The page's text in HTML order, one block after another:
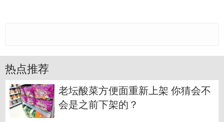
热点推荐
老坛酸菜方便面重新上架 你猜会不
会是之前下架的？